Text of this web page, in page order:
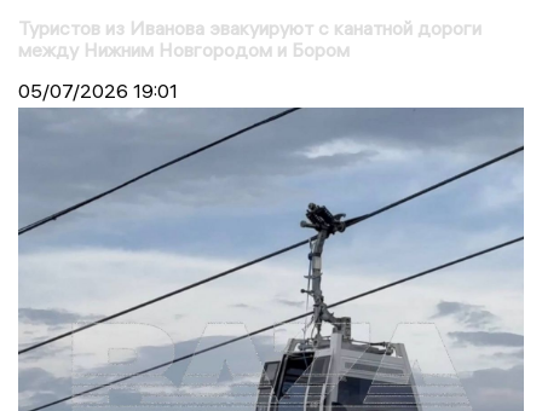
Туристов из Иванова эвакуируют с канатной дороги
между Нижним Новгородом и Бором
05/07/2026 19:01